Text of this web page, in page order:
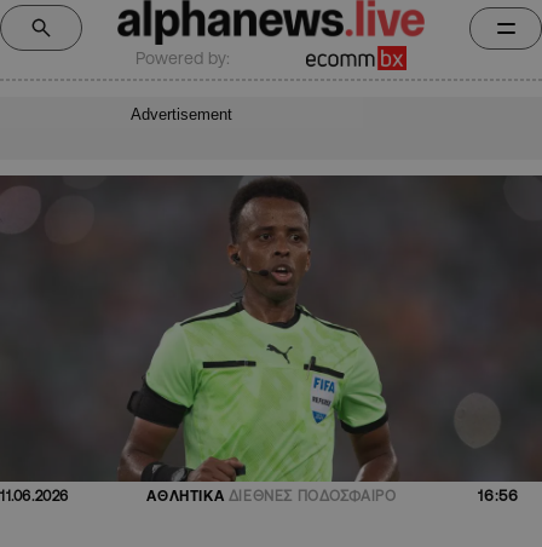
Powered by:
Advertisement
11.06.2026 ΑΘΛΗΤΙΚΑ ΔΙΕΘΝΕΣ ΠΟΔΟΣΦΑΙΡΟ 16:56